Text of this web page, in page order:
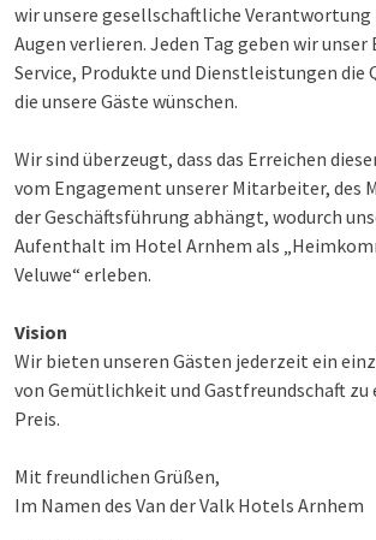
wir unsere gesellschaftliche Verantwortung
Augen verlieren. Jeden Tag geben wir unser
Service, Produkte und Dienstleistungen die
die unsere Gäste wünschen.
Wir sind überzeugt, dass das Erreichen
vom Engagement unserer Mitarbeiter, des
der Geschäftsführung abhängt, wodurch
Aufenthalt im Hotel Arnhem als
Veluwe“ erleben.
Vision
Wir bieten unseren Gästen jederzeit ein
von Gemütlichkeit und Gastfreundschaft zu
Preis.
Mit freundlichen Grüßen,
Im Namen des Van der Valk Hotels Arnhem